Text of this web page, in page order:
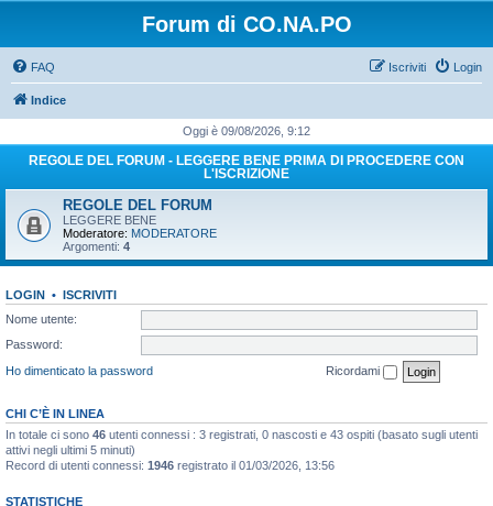
Forum di CO.NA.PO
FAQ Login
Iscriviti
Indice
Oggi è 09/08/2026, 9:12
REGOLE DEL FORUM - LEGGERE BENE PRIMA DI PROCEDERE CON
L'ISCRIZIONE
REGOLE DEL FORUM
LEGGERE BENE
Moderatore: MODERATORE
Argomenti: 4
LOGIN • ISCRIVITI
Nome utente:
Password:
Ho dimenticato la password
Ricordami
CHI C’È IN LINEA
In totale ci sono 46 utenti connessi : 3 registrati, 0 nascosti e 43 ospiti (basato sugli utenti
attivi negli ultimi 5 minuti)
Record di utenti connessi: 1946 registrato il 01/03/2026, 13:56
STATISTICHE